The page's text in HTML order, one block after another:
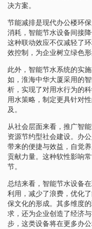
决方案。
节能减排是现代办公楼环
消耗，智能节水设备间接
这种联动效应不仅减轻了
效控制，为企业树立绿色形
此外，智能节水系统的实
如，淮海中华大厦采用的
析，实现了对用水行为的
用水策略，制定更具针对
及。
从社会层面来看，推广智
资源节约型社会建设。办
带来的便捷与效益，自觉
贡献力量。这种软性影响
节。
总结来看，智能节水设备
利用，减少了浪费，优化
保文化的形成。其多维度
求，还为企业创造了经济
步，这类设备将在更多办